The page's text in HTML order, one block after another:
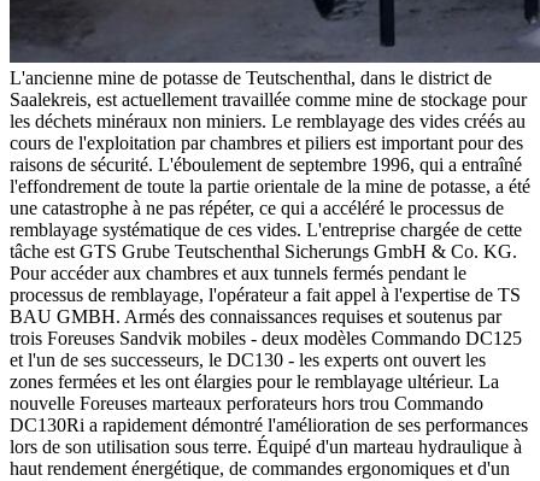
L'ancienne mine de potasse de Teutschenthal, dans le district de
Saalekreis, est actuellement travaillée comme mine de stockage pour
les déchets minéraux non miniers. Le remblayage des vides créés au
cours de l'exploitation par chambres et piliers est important pour des
raisons de sécurité. L'éboulement de septembre 1996, qui a entraîné
l'effondrement de toute la partie orientale de la mine de potasse, a été
une catastrophe à ne pas répéter, ce qui a accéléré le processus de
remblayage systématique de ces vides. L'entreprise chargée de cette
tâche est GTS Grube Teutschenthal Sicherungs GmbH & Co. KG.
Pour accéder aux chambres et aux tunnels fermés pendant le
processus de remblayage, l'opérateur a fait appel à l'expertise de TS
BAU GMBH. Armés des connaissances requises et soutenus par
trois Foreuses Sandvik mobiles - deux modèles Commando DC125
et l'un de ses successeurs, le DC130 - les experts ont ouvert les
zones fermées et les ont élargies pour le remblayage ultérieur. La
nouvelle Foreuses marteaux perforateurs hors trou Commando
DC130Ri a rapidement démontré l'amélioration de ses performances
lors de son utilisation sous terre. Équipé d'un marteau hydraulique à
haut rendement énergétique, de commandes ergonomiques et d'un